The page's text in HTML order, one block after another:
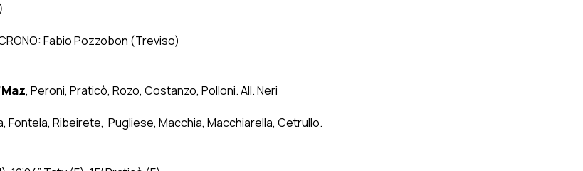
Fabio Pozzobon (Treviso)
, Peroni, Praticò, Rozo, Costanzo, Polloni. All. Neri
Fontela, Ribeirete, Pugliese, Macchia, Macchiarella, Cetrullo.